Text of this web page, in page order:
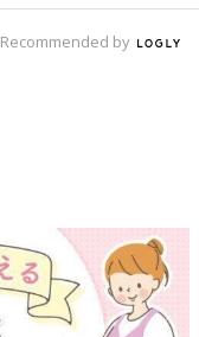
Recommended by